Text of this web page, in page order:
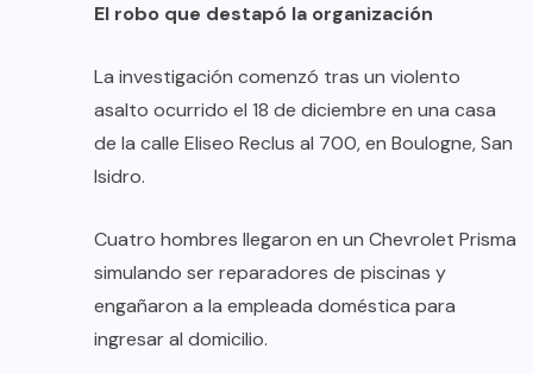
El robo que destapó la organización
La investigación comenzó tras un violento
asalto ocurrido el 18 de diciembre en una casa
de la calle Eliseo Reclus al 700, en Boulogne, San
Isidro.
Cuatro hombres llegaron en un Chevrolet Prisma
simulando ser reparadores de piscinas y
engañaron a la empleada doméstica para
ingresar al domicilio.